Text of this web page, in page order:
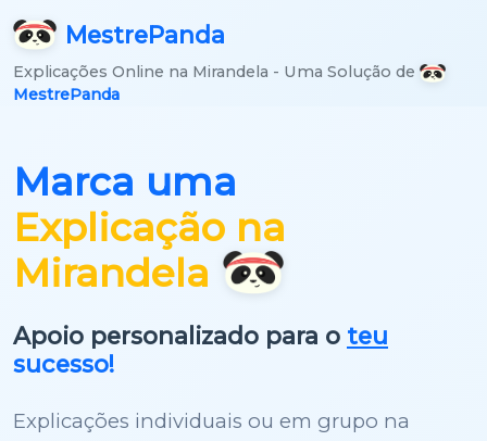
MestrePanda
Explicações Online na Mirandela - Uma Solução de
MestrePanda
Marca uma
Explicação na
Mirandela
Apoio personalizado para o teu
sucesso!
Explicações individuais ou em grupo na